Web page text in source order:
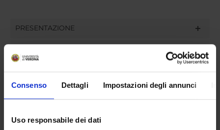
Consenso Dettagli Impostazioni degli annunci
Uso responsabile dei dati
PRESENTAZIONE
INCARICHI
ORGANIZZAZIONE